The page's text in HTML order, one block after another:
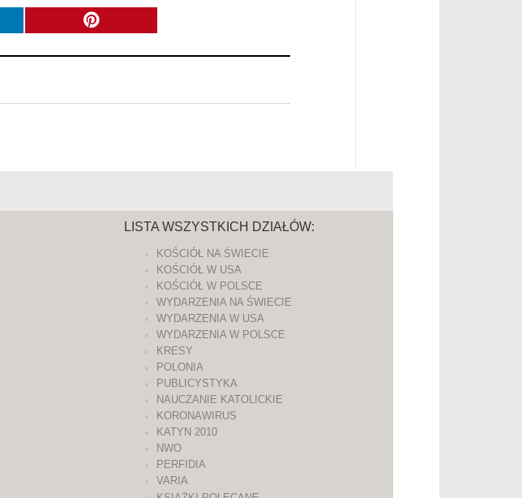
LISTA WSZYSTKICH DZIAŁÓW:
KOŚCIÓŁ NA ŚWIECIE
KOŚCIÓŁ W USA
KOŚCIÓŁ W POLSCE
WYDARZENIA NA ŚWIECIE
WYDARZENIA W USA
WYDARZENIA W POLSCE
KRESY
POLONIA
PUBLICYSTYKA
NAUCZANIE KATOLICKIE
KORONAWIRUS
KATYN 2010
NWO
PERFIDIA
VARIA